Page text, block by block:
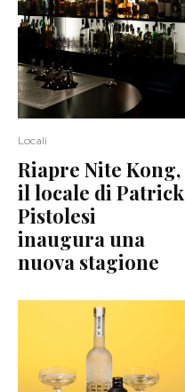
Locali
Riapre Nite Kong,
il locale di Patrick
Pistolesi
inaugura una
nuova stagione